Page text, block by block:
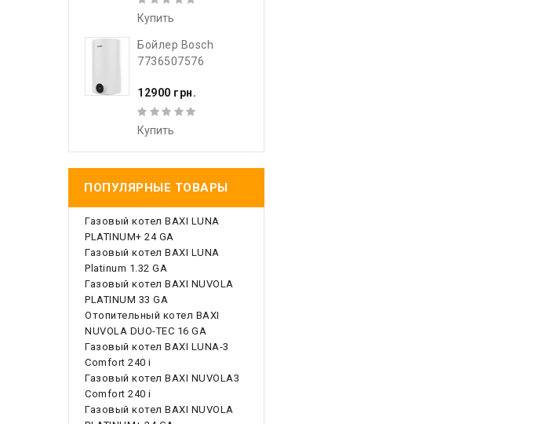
Купить
Бойлер Bosch
7736507576
12900 грн.
Купить
ПОПУЛЯРНЫЕ ТОВАРЫ
Газовый котел BAXI LUNA
PLATINUM+ 24 GA
Газовый котел BAXI LUNA
Platinum 1.32 GA
Газовый котел BAXI NUVOLA
PLATINUM 33 GA
Отопительный котел BAXI
NUVOLA DUO-TEC 16 GA
Газовый котел BAXI LUNA-3
Comfort 240 i
Газовый котел BAXI NUVOLA3
Comfort 240 i
Газовый котел BAXI NUVOLA